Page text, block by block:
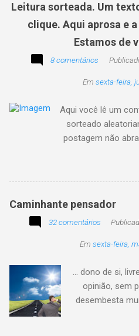
Leitura sorteada. Um
clique. Aqui aprosa e
Estamos de
8 comentários
Em sexta-feira,
Aqui você lê um
sorteado
postagem não
Caminhante pensador
32 comentários
Em sexta-feira,
... dono de si,
opinião, sem
desembesta
sem pitaco,